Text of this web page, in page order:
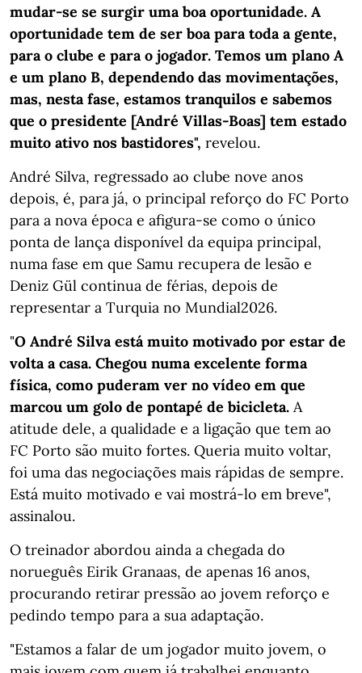
mudar-se se surgir uma boa oportunidade. A
oportunidade tem de ser boa para toda a gente,
para o clube e para o jogador. Temos um plano A
e um plano B, dependendo das movimentações,
mas, nesta fase, estamos tranquilos e sabemos
que o presidente [André Villas-Boas] tem estado
muito ativo nos bastidores", revelou.
André Silva, regressado ao clube nove anos
depois, é, para já, o principal reforço do FC Porto
para a nova época e afigura-se como o único
ponta de lança disponível da equipa principal,
numa fase em que Samu recupera de lesão e
Deniz Gül continua de férias, depois de
representar a Turquia no Mundial2026.
"O André Silva está muito motivado por estar de
volta a casa. Chegou numa excelente forma
física, como puderam ver no vídeo em que
marcou um golo de pontapé de bicicleta. A
atitude dele, a qualidade e a ligação que tem ao
FC Porto são muito fortes. Queria muito voltar,
foi uma das negociações mais rápidas de sempre.
Está muito motivado e vai mostrá-lo em breve",
assinalou.
O treinador abordou ainda a chegada do
norueguês Eirik Granaas, de apenas 16 anos,
procurando retirar pressão ao jovem reforço e
pedindo tempo para a sua adaptação.
"Estamos a falar de um jogador muito jovem, o